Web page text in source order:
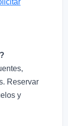
Reservar
y